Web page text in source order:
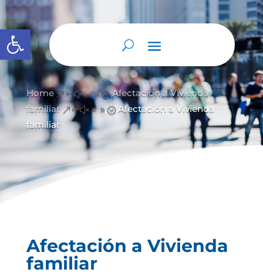
Abrir barra de herramientas
Home &#x39; Afectación a Vivienda
familiar &#x39; Afectación a Vivienda
familiar
Afectación a Vivienda
familiar